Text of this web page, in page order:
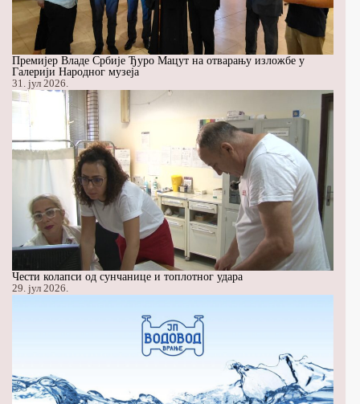
Премијер Владе Србије Ђуро Мацут на отварању изложбе у
Галерији Народног музеја
31. јул 2026.
Чести колапси од сунчанице и топлотног удара
29. јул 2026.